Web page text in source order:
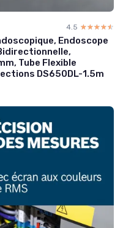
4.5 ☆☆☆☆☆
★★★★★
Endoscope
Tube Flexible
DS650DL-1.5m